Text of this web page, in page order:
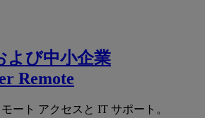
よび中小企業
Remote
ート アクセスと IT サポート。